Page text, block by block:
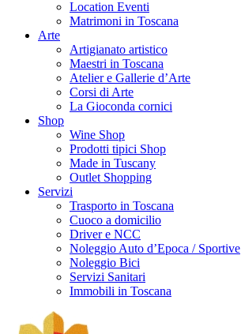
Location Eventi
Matrimoni in Toscana
Arte
Artigianato artistico
Maestri in Toscana
Atelier e Gallerie d’Arte
Corsi di Arte
La Gioconda cornici
Shop
Wine Shop
Prodotti tipici Shop
Made in Tuscany
Outlet Shopping
Servizi
Trasporto in Toscana
Cuoco a domicilio
Driver e NCC
Noleggio Auto d’Epoca / Sportive
Noleggio Bici
Servizi Sanitari
Immobili in Toscana